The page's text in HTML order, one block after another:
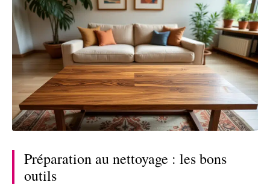
Préparation au nettoyage : les bons
outils